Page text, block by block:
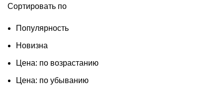
Сортировать по
Популярность
Новизна
Цена: по возрастанию
Цена: по убыванию